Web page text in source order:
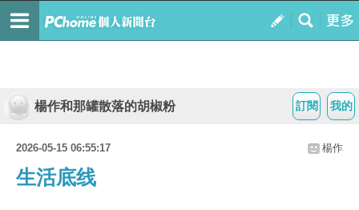
我的
訂閱
楊作和那罐散落的胡椒粉
2026-05-15 06:55:17 楊作
生活底线